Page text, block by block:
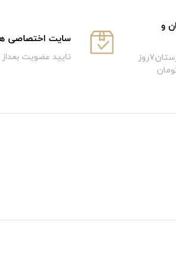
و
تهران 72ساعت ؛ شهرستان7روز
سایت اختصاصی
تایید عضویت بعداز